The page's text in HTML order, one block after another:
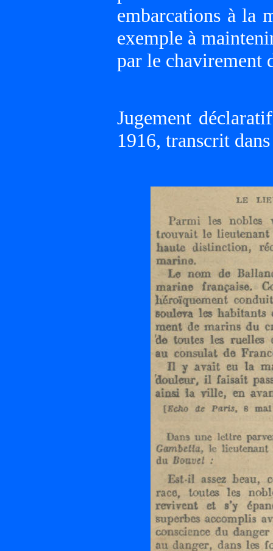
embarcations à la
exemple à
par le chavirement
Jugement
1916, transcrit